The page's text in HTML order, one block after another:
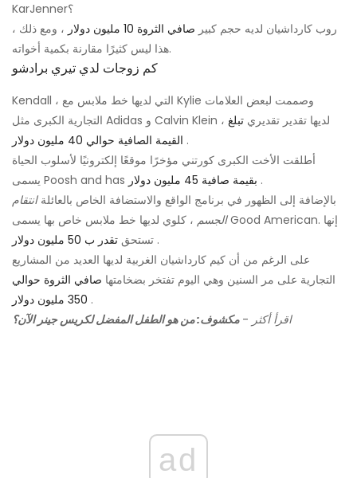
KarJenner؟
روب كارداشيان لديه حجم كبير صافي الثروة 10 مليون دولار
، ومع ذلك ،
هذا ليس كثيرًا مقارنة بكمية أخواته.
كم زوجات لدي تيري برادشو
Kendall ، التي لديها خط ملابس مع Kylie وصممت لبعض العلامات
التجارية الكبرى مثل Adidas و Calvin Klein ، لديها تقدير تقديري تبلغ
القيمة الصافية حوالي 40 مليون دولار .
أطلقت الأخت الكبرى كورتني مؤخرًا موقعًا إلكترونيًا لأسلوب الحياة
يسمى Poosh and has
بقيمة صافية 45 مليون دولار .
بالإضافة إلى الظهور في برنامج الواقع والاستضافة الخاص بالعائلةانتقام
الجسم ، كلوي لديها خط ملابس خاص بها يسمى Good American. إنها
تستحق تقدر ب 50 مليون دولار
.
على الرغم من أن كيم كارداشيان الغربية لديها العديد من المشاريع
التجارية على مر السنين وهي اليوم تفتخر بضخامتها صافي الثروة حوالي
350 مليون دولار .
اقرأ أكثر -مكشوف: من هو الطفل المفضل لكريس جينر الآن؟
ad